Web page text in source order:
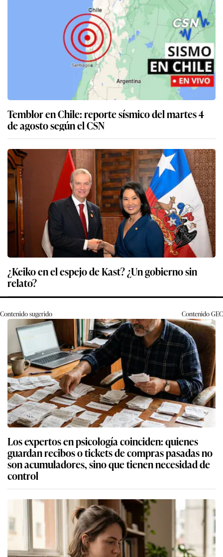
Temblor en Chile: reporte sísmico del martes 4
de agosto según el CSN
¿Keiko en el espejo de Kast? ¿Un gobierno sin
relato?
Contenido sugerido ContenidoGEC
Los expertos en psicología coinciden: quienes
guardan recibos o tickets de compras pasadas no
son acumuladores, sino que tienen necesidad de
control